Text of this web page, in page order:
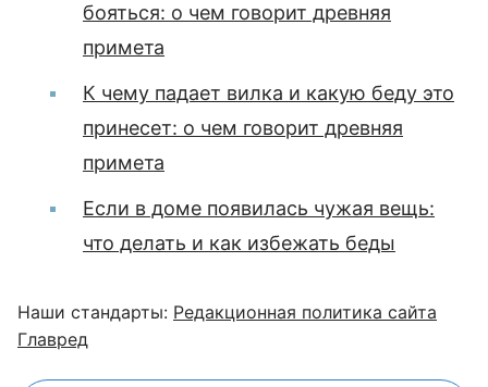
бояться: о чем говорит древняя
примета
К чему падает вилка и какую беду это
принесет: о чем говорит древняя
примета
Если в доме появилась чужая вещь:
что делать и как избежать беды
Наши стандарты: Редакционная политика сайта
Главред